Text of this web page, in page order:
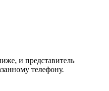
и представитель
телефону.